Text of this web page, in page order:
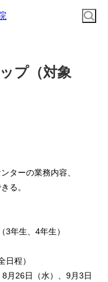
プ（対象
ターの業務内容、
る。
年生、4年生）
程）
月26日（水）、9月3日